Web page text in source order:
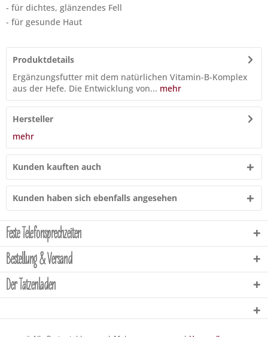
- für dichtes, glänzendes Fell
- für gesunde Haut
Produktdetails
Ergänzungsfutter mit dem natürlichen Vitamin-B-Komplex
aus der Hefe. Die Entwicklung von... mehr
Hersteller
mehr
Kunden kauften auch
Kunden haben sich ebenfalls angesehen
Feste Telefonsprechzeiten
Bestellung & Versand
Der Tatzenladen